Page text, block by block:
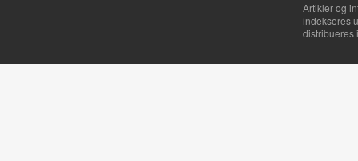
Artikler og
indekseres
distribueres